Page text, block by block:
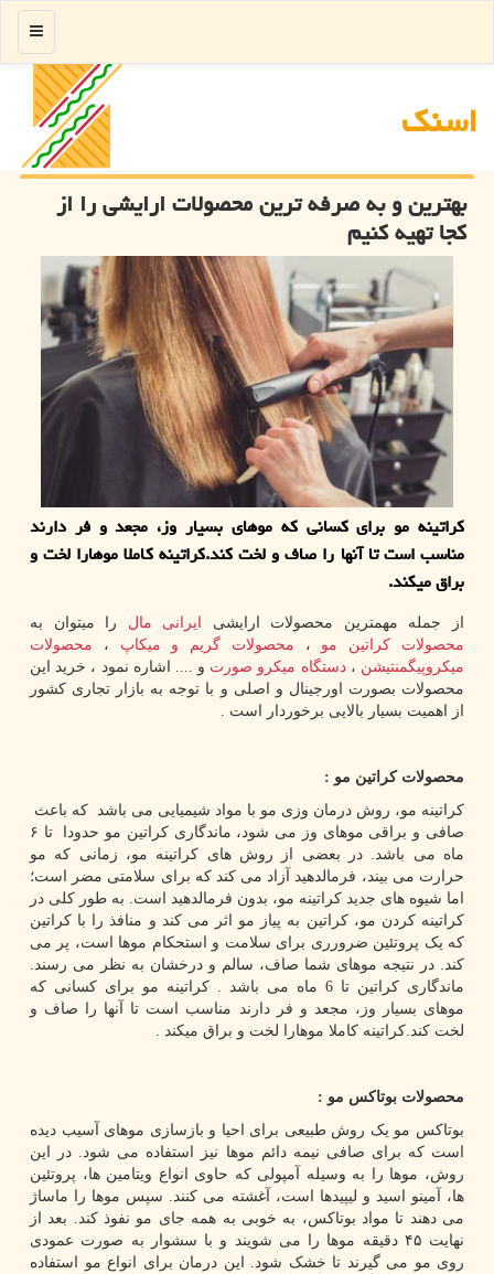
اسنك
منو
بهترین و به صرفه ترین محصولات ارایشی را از
كجا تهیه كنیم
كراتینه مو برای كسانی كه موهای بسیار وز، مجعد و فر دارند
مناسب است تا آنها را صاف و لخت كند.كراتینه كاملا موهارا لخت و
براق میكند.
از جمله مهمترین محصولات ارایشی ایرانی مال را میتوان به
محصولات کراتین مو ، محصولات گریم و میکاپ ، محصولات
میکروپیگمنتیشن ،دستگاه میکرو صورت و .... اشاره نمود ، خرید این
محصولات بصورت اورجینال و اصلی و با توجه به بازار تجاری کشور
از اهمیت بسیار بالایی برخوردار است .
محصولات کراتین مو :
کراتینه مو، روش درمان وزی مو با مواد شیمیایی می باشد که باعث
صافی و براقی موهای وز می شود، ماندگاری کراتین مو حدودا تا ۶
ماه می باشد. در بعضی از روش های کراتینه مو، زمانی که مو
حرارت می بیند، فرمالدهید آزاد می کند که برای سلامتی مضر است؛
اما شیوه های جدید کراتینه مو، بدون فرمالدهید است. به طور کلی در
کراتینه کردن مو، کراتین به پیاز مو اثر می کند و منافذ را با کراتین
که یک پروتئین ضرورری برای سلامت و استحکام موها است، پر می
کند. در نتیجه موهای شما صاف، سالم و درخشان به نظر می رسند.
ماندگاری کراتین تا 6 ماه می باشد . کراتینه مو برای کسانی که
موهای بسیار وز، مجعد و فر دارند مناسب است تا آنها را صاف و
لخت کند.کراتینه کاملا موهارا لخت و براق میکند .
محصولات بوتاکس مو :
بوتاکس مو یک روش طبیعی برای احیا و بازسازی موهای آسیب دیده
است که برای صافی نیمه دائم موها نیز استفاده می شود. در این
روش، موها را به وسیله آمپولی که حاوی انواع ویتامین ها، پروتئین
ها، آمینو اسید و لیپیدها است، آغشته می کنند. سپس موها را ماساژ
می دهند تا مواد بوتاکس، به خوبی به همه جای مو نفوذ کند. بعد از
نهایت ۴۵ دقیقه موها را می شویند و با سشوار به صورت عمودی
روی مو می گیرند تا خشک شود. این درمان برای انواع مو استفاده